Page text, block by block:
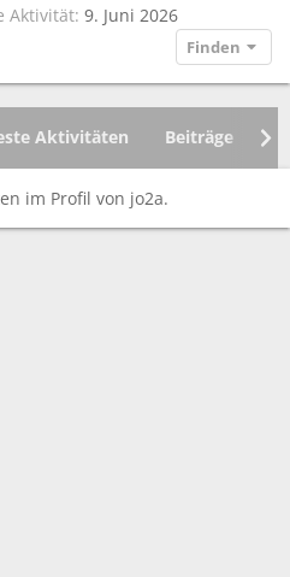
Aktivität 9. Juni 2026
Finden
Aktivitäten Beiträge
im Profil von jo2a.